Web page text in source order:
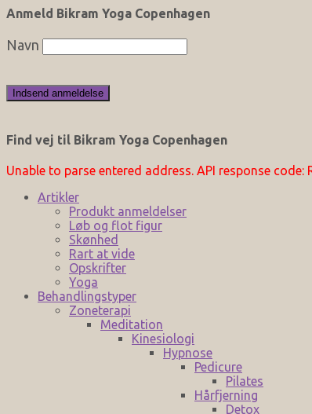
Anmeld Bikram Yoga Copenhagen
Navn
Find vej til Bikram Yoga Copenhagen
Unable to parse entered address. API response code:
Artikler
Produkt anmeldelser
Løb og flot figur
Skønhed
Rart at vide
Opskrifter
Yoga
Behandlingstyper
Zoneterapi
Meditation
Kinesiologi
Hypnose
Pedicure
Pilates
Hårfjerning
Detox